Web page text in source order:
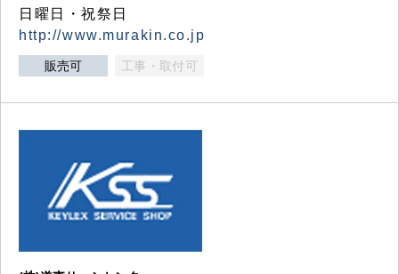
日曜日・祝祭日
http://www.murakin.co.jp
販売可 工事・取付可